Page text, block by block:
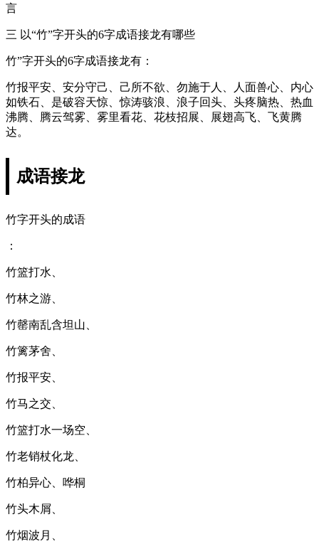
言
三 以“竹”字开头的6字成语接龙有哪些
竹”字开头的6字成语接龙有：
竹报平安、安分守己、己所不欲、勿施于人、人面兽心、内心
如铁石、是破容天惊、惊涛骇浪、浪子回头、头疼脑热、热血
沸腾、腾云驾雾、雾里看花、花枝招展、展翅高飞、飞黄腾
达。
成语接龙
竹字开头的成语
：
竹篮打水、
竹林之游、
竹罄南乱含坦山、
竹篱茅舍、
竹报平安、
竹马之交、
竹篮打水一场空、
竹老销杖化龙、
竹柏异心、哗桐
竹头木屑、
竹烟波月、